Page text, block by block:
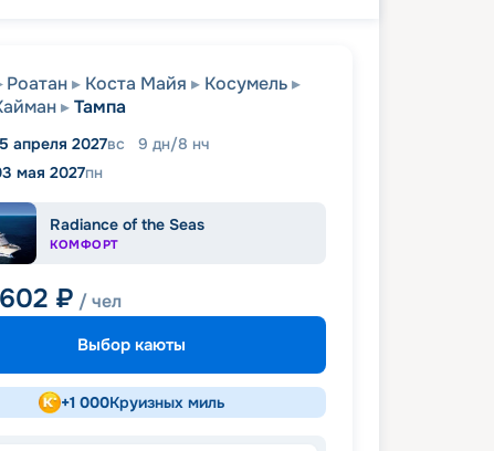
Роатан Коста Майя
Косумель
Тампа
апреля 2027вс 9 дн/8 нч
мая 2027пн
Radiance of the Seas
КОМФОРТ
₽ / чел
Выбор каюты
+1 000Круизных миль